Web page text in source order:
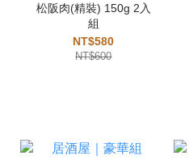
松阪肉(精裝) 150g 2入
組
NT$580
NT$600